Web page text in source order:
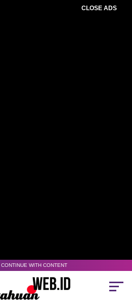
CLOSE ADS
WITH CONTENT